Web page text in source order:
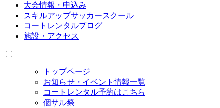
大会情報・申込み
スキルアップサッカースクール
コートレンタルブログ
施設・アクセス
トップページ
お知らせ・イベント情報一覧
コートレンタル予約はこちら
個サル祭